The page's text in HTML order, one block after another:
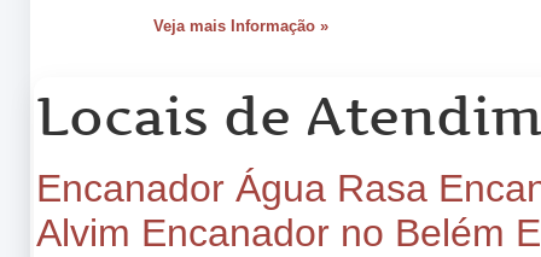
Veja mais Informação »
Locais de
Encanador Água Rasa
Alvim Encanador no Belém